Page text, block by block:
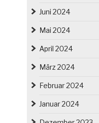
Juni 2024
Mai 2024
April 2024
März 2024
Februar 2024
Januar 2024